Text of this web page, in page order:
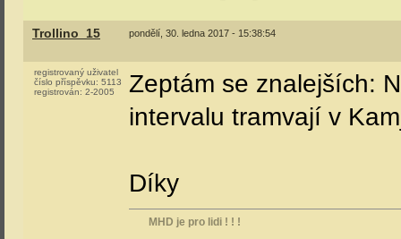
Trollino_15 pondělí, 30. ledna 2017 - 15:38:54
registrovaný uživatel
číslo příspěvku: 5113
registrován: 2-2005
Zeptám se znalejších:
intervalu tramvají v
Díky
MHD je pro lidi ! ! !